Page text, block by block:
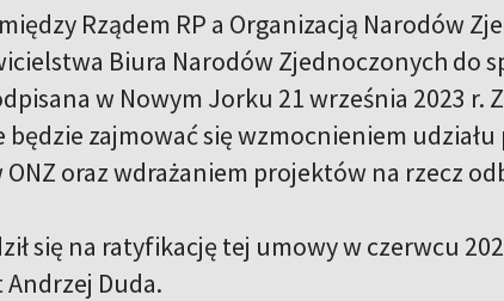
Rządem RP a Organizacją Narodów
Biura Narodów Zjednoczonych do
w Nowym Jorku 21 września 2023
będzie zajmować się wzmocnieniem
oraz wdrażaniem projektów na rzecz
się na ratyfikację tej umowy w czerwcu
Duda.